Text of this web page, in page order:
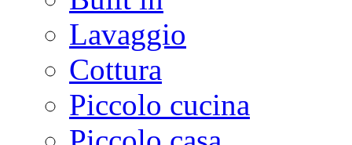
Lavaggio
Cottura
Piccolo cucina